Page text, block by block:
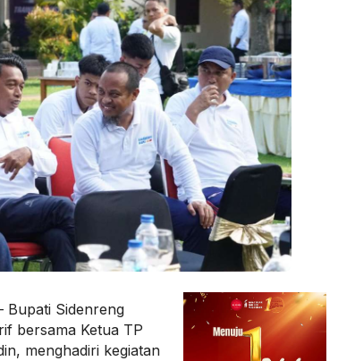
Sidenreng
bersama Ketua TP
menghadiri kegiatan